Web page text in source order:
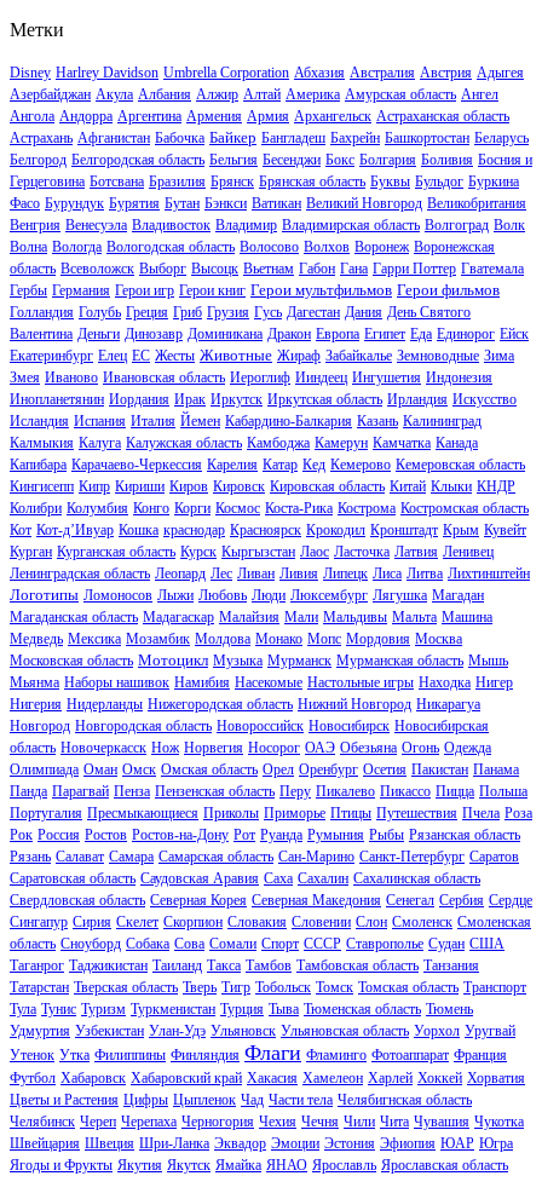
Метки
Disney Harlrey Davidson Umbrella Corporation Абхазия Австралия Австрия Адыгея
Азербайджан Акула Албания Алжир Алтай Америка Амурская область Ангел
Ангола Андорра Аргентина Армения Армия Архангельск Астраханская область
Астрахань Афганистан Бабочка Байкер Бангладеш Бахрейн Башкортостан Беларусь
Белгород Белгородская область Бельгия Бесенджи Бокс Болгария Боливия Босния и
Герцеговина Ботсвана Бразилия Брянск Брянская область Буквы Бульдог Буркина
Фасо Бурундук Бурятия Бутан Бэнкси Ватикан Великий Новгород Великобритания
Венгрия Венесуэла Владивосток Владимир Владимирская область Волгоград Волк
Волна Вологда Вологодская область Волосово Волхов Воронеж Воронежская
область Всеволожск Выборг Высоцк Вьетнам Габон Гана Гарри Поттер Гватемала
Гербы Германия Герои игр Герои книг Герои мультфильмов Герои фильмов
Голландия Голубь Греция Гриб Грузия Гусь Дагестан Дания День Святого
Валентина Деньги Динозавр Доминикана Дракон Европа Египет Еда Единорог Ейск
Екатеринбург Елец ЕС Жесты Животные Жираф Забайкалье Земноводные Зима
Змея Иваново Ивановская область Иероглиф Ииндеец Ингушетия Индонезия
Инопланетянин Иордания Ирак Иркутск Иркутская область Ирландия Искусство
Исландия Испания Италия Йемен Кабардино-Балкария Казань Калининград
Калмыкия Калуга Калужская область Камбоджа Камерун Камчатка Канада
Капибара Карачаево-Черкессия Карелия Катар Кед Кемерово Кемеровская область
Кингисепп Кипр Кириши Киров Кировск Кировская область Китай Клыки КНДР
Колибри Колумбия Конго Корги Космос Коста-Рика Кострома Костромская область
Кот Кот-д’Ивуар Кошка краснодар Красноярск Крокодил Кронштадт Крым Кувейт
Курган Курганская область Курск Кыргызстан Лаос Ласточка Латвия Ленивец
Ленинградская область Леопард Лес Ливан Ливия Липецк Лиса Литва Лихтинштейн
Логотипы Ломоносов Лыжи Любовь Люди Люксембург Лягушка Магадан
Магаданская область Мадагаскар Малайзия Мали Мальдивы Мальта Машина
Медведь Мексика Мозамбик Молдова Монако Мопс Мордовия Москва
Московская область Мотоцикл Музыка Мурманск Мурманская область Мышь
Мьянма Наборы нашивок Намибия Насекомые Настольные игры Находка Нигер
Нигерия Нидерланды Нижегородская область Нижний Новгород Никарагуа
Новгород Новгородская область Новороссийск Новосибирск Новосибирская
область Новочеркасск Нож Норвегия Носорог ОАЭ Обезьяна Огонь Одежда
Олимпиада Оман Омск Омская область Орел Оренбург Осетия Пакистан Панама
Панда Парагвай Пенза Пензенская область Перу Пикалево Пикассо Пицца Польша
Португалия Пресмыкающиеся Приколы Приморье Птицы Путешествия Пчела Роза
Рок Россия Ростов Ростов-на-Дону Рот Руанда Румыния Рыбы Рязанская область
Рязань Салават Самара Самарская область Сан-Марино Санкт-Петербург Саратов
Саратовская область Саудовская Аравия Саха Сахалин Сахалинская область
Свердловская область Северная Корея Северная Македония Сенегал Сербия Сердце
Сингапур Сирия Скелет Скорпион Словакия Словении Слон Смоленск Смоленская
область Сноуборд Собака Сова Сомали Спорт СССР Ставрополье Судан США
Таганрог Таджикистан Таиланд Такса Тамбов Тамбовская область Танзания
Татарстан Тверская область Тверь Тигр Тобольск Томск Томская область Транспорт
Тула Тунис Туризм Туркменистан Турция Тыва Тюменская область Тюмень
Удмуртия Узбекистан Улан-Удэ Ульяновск Ульяновская область Уорхол Уругвай
Утенок Утка Филиппины Финляндия Флаги Фламинго Фотоаппарат Франция
Футбол Хабаровск Хабаровский край Хакасия Хамелеон Харлей Хоккей Хорватия
Цветы и Растения Цифры Цыпленок Чад Части тела Челябигнская область
Челябинск Череп Черепаха Черногория Чехия Чечня Чили Чита Чувашия Чукотка
Швейцария Швеция Шри-Ланка Эквадор Эмоции Эстония Эфиопия ЮАР Югра
Ягоды и Фрукты Якутия Якутск Ямайка ЯНАО Ярославль Ярославская область